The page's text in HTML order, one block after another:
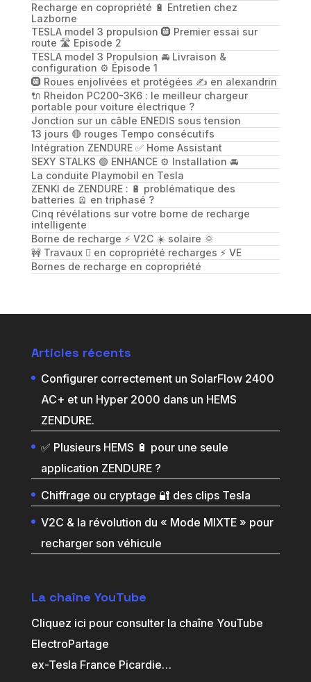
Recharge en copropriété 🔋 Entretien chez
Lazborne
TESLA model 3 propulsion 🛞 Premier essai sur
route 🛣️ Episode 2
TESLA model 3 Propulsion 🚘 Livraison &
configuration ⚙️ Épisode 1
🛞 Roues enjolivées et protégées ✍️ en alexandrin
🔌 Rheidon PC200-3K6 : le meilleur chargeur
portable pour voiture électrique ?
Jonction sur un câble ENEDIS sous tension
13 jours 🔴 rouges Tempo consécutifs
Intégration ZENDURE ✅ Home Assistant
SEXY STALKS 🟢 ENHANCE ⚙️ Installation 🚘
La conduite Playmobil en Tesla
ZENKI de ZENDURE : 🔋 problématique des
batteries 🪫 en triphasé ?
Cinq révélations sur votre borne de recharge
intelligente
Borne de recharge ⚡️ V2C ☀️ solaire 🌞
🚧 Travaux 🪏 en copropriété recharges ⚡️ VE
Bornes de recharge en copropriété
Articles récents
Configurer correctement un SolarFlow 2400
AC+ et un Hyper 2000 dans un HEMS
ZENDURE.
✅ Plusieurs HEMS 🔋 pour une seule
application ZENDURE ?
Chiffrage ou cryptage 🔐 des clips Tesla
V2C & la révolution du « Mode MIXTE » pour
recharger son véhicule
La chaîne YouTube
Cliquez ici pour consulter la chaîne YouTube
ElectroPartage
ex-Tesla France Picardie…